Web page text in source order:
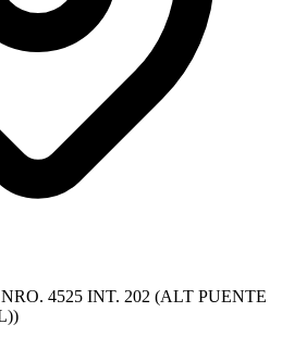
4525 INT. 202 (ALT PUENTE